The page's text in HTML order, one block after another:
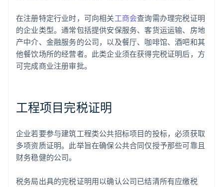
在注册特定行业时，可向相关工商会查询需办理完税证明
的企业类型。通常包括提供安保服务、客货运运输、房地
产中介、金融服务的公司，以及餐厅、咖啡馆、酒吧和其
他餐饮场所的经营者。此类企业须在获得完税证明后，方
可完成商业注册审批。
工程项目完税证明
企业若要参与建筑工程类公共招标项目的投标，必须获取
多项资质证明。此举旨在确保公共合同仅授予那些可靠且
财务稳健的公司。
税务局出具的完税证明用以确认公司已结清所有应缴税